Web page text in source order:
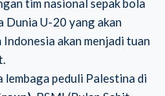
tim nasional sepak bola
Dunia U-20 yang akan
akan menjadi tuan
lembaga peduli Palestina di